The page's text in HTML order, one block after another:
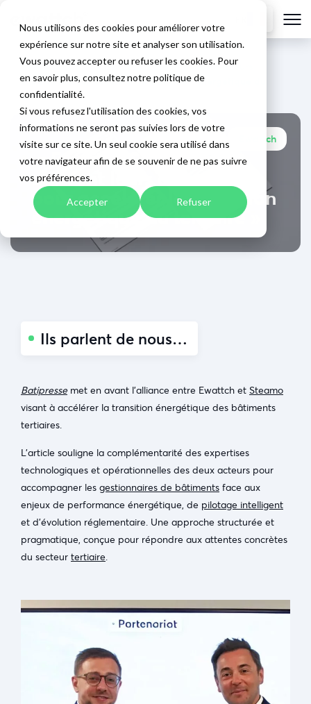
Nous utilisons des cookies pour améliorer votre
expérience sur notre site et analyser son utilisation.
Vous pouvez accepter ou refuser les cookies. Pour
en savoir plus, consultez notre politique de
confidentialité.
Si vous refusez l'utilisation des cookies, vos
informations ne seront pas suivies lors de votre
visite sur ce site. Un seul cookie sera utilisé dans
votre navigateur afin de se souvenir de ne pas suivre
vos préférences.
Accepter Refuser
Accueil>Blog>« Ewattch & Steamo unissent leurs
expertises pour accélérer la transition énergétique du
tertiaire »
Ewattch
19/09/2025
« Ewattch & Steamo
unissent leurs expertises
pour accélérer la transition
énergétique du tertiaire »
Ils parlent de nous…
Batipresse met en avant l’alliance entre Ewattch et Steamo
visant à accélérer la transition énergétique des bâtiments
tertiaires.
L’article souligne la complémentarité des expertises
technologiques et opérationnelles des deux acteurs pour
accompagner les gestionnaires de bâtiments face aux
enjeux de performance énergétique, de pilotage intelligent
et d’évolution réglementaire. Une approche structurée et
pragmatique, conçue pour répondre aux attentes concrètes
du secteur tertiaire